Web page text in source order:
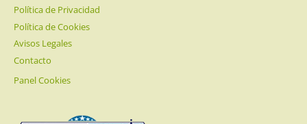
Política de Privacidad
Política de Cookies
Avisos Legales
Contacto
Panel Cookies